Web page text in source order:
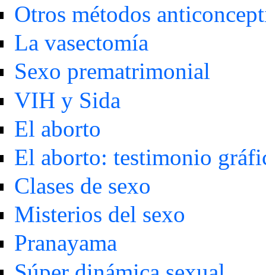
Otros métodos
La vasectomía
Sexo prematrimonial
VIH y Sida
El aborto
El aborto: testimonio
Clases de sexo
Misterios del sexo
Pranayama